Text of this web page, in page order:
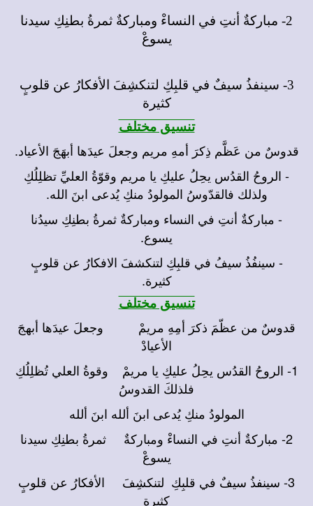
2- مباركةٌ أنتِ في النساءْ ومباركةٌ ثمرةُ بطنِكِ سيدنا
يسوعْ
3- سينفذُ سيفٌ في قلبِكِ لتنكشِفَ الأفكارُ عن قلوبٍ
كثيرة
تنسيق مختلف
قدوسٌ من عَظَّم ذِكرَ أمهِ مريم وجعلَ عيدَها أبهَجَ الأعياد.
- الروحُ القدُس يحِلُ عليكِ يا مريم وقوّةُ العليِّ تظلِلُكِ
ولذلك فالقدّوسُ المولودُ منكِ يُدعى ابنَ الله.
- مباركةٌ أنتِ في النساء ومباركةٌ ثمرةُ بطنِكِ سيدُنا
يسوع.
- سينفُذُ سيفُ في قلبِكِ لتنكشفَ الافكارُ عن قلوبٍ
كثيرة.
تنسيق مختلف
قدوسٌ من عظّمَ ذكرَ أمِهِ مريمْ وجعلَ عيدَها أبهجَ
الأعيادْ
1- الروحُ القدُس يحِلُ عليكِ يا مريمْ وقوةُ العلي تُظلِلُكِ
فلذلكَ القدوسُ
المولودُ منكِ يُدعى ابنَ ألله ابنَ ألله
2- مباركةٌ أنتِ في النساءْ ومباركةٌ ثمرةُ بطنِكِ سيدنا
يسوعْ
3- سينفذُ سيفٌ في قلبِكِ لتنكشِفَ الأفكارُ عن قلوبٍ
كثيرة